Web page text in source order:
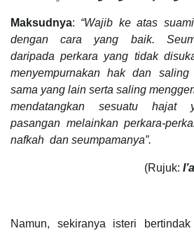
Maksudnya: “Wajib ke atas
dengan cara yang baik.
daripada perkara yang tidak
menyempurnakan hak dan
sama yang lain serta saling
mendatangkan sesuatu hajat
pasangan melainkan perkara-
nafkah dan seumpamanya”.
(Rujuk:
Namun, sekiranya isteri